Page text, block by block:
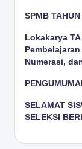
SPMB
Lokakarya
Numerasi,
SELAMAT
SELEKSI